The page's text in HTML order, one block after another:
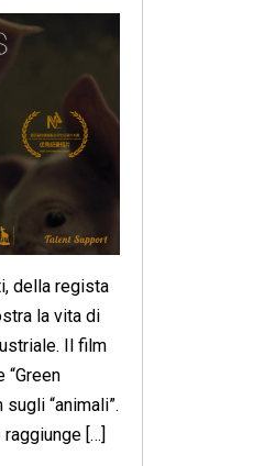
della regista
la vita di
Il film
“Green
“animali”.
[…]